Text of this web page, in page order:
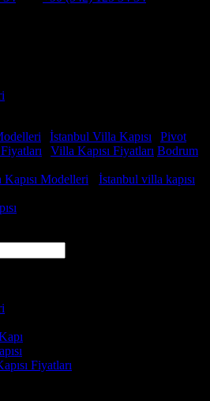
İstanbul Villa Kapısı
Pivot
Villa Kapısı Fiyatları Bodrum
Modelleri
İstanbul villa kapısı
Fiyatları